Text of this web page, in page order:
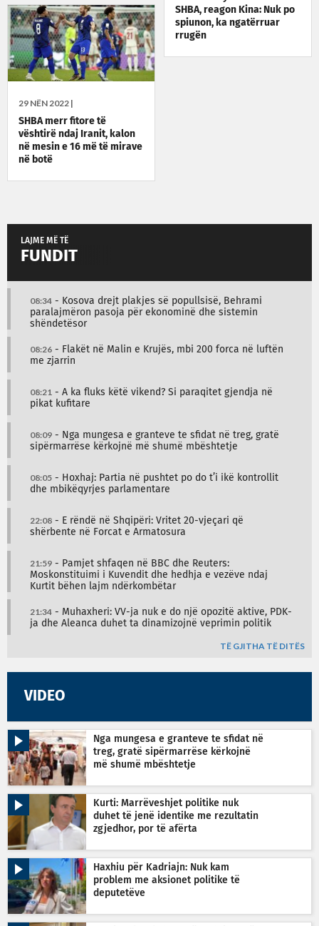
SHBA, reagon Kina: Nuk po
spiunon, ka ngatërruar
rrugën
29 NËN 2022 |
SHBA merr fitore të
vështirë ndaj Iranit, kalon
në mesin e 16 më të mirave
në botë
LAJME MË TË
FUNDIT
08:34 - Kosova drejt plakjes së popullsisë, Behrami
paralajmëron pasoja për ekonominë dhe sistemin
shëndetësor
08:26 - Flakët në Malin e Krujës, mbi 200 forca në luftën
me zjarrin
08:21 - A ka fluks këtë vikend? Si paraqitet gjendja në
pikat kufitare
08:09 - Nga mungesa e granteve te sfidat në treg, gratë
sipërmarrëse kërkojnë më shumë mbështetje
08:05 - Hoxhaj: Partia në pushtet po do t’i ikë kontrollit
dhe mbikëqyrjes parlamentare
22:08 - E rëndë në Shqipëri: Vritet 20-vjeçari që
shërbente në Forcat e Armatosura
21:59 - Pamjet shfaqen në BBC dhe Reuters:
Moskonstituimi i Kuvendit dhe hedhja e vezëve ndaj
Kurtit bëhen lajm ndërkombëtar
21:34 - Muhaxheri: VV-ja nuk e do një opozitë aktive, PDK-
ja dhe Aleanca duhet ta dinamizojnë veprimin politik
TË GJITHA TË DITËS
VIDEO
Nga mungesa e granteve te sfidat në
treg, gratë sipërmarrëse kërkojnë
më shumë mbështetje
Kurti: Marrëveshjet politike nuk
duhet të jenë identike me rezultatin
zgjedhor, por të afërta
Haxhiu për Kadriajn: Nuk kam
problem me aksionet politike të
deputetëve